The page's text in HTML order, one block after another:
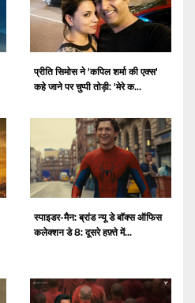
प्रीति सिमोस ने 'कपिल शर्मा की एक्स'
कहे जाने पर चुप्पी तोड़ी: 'मेरे क...
स्पाइडर-मैन: ब्रांड न्यू डे बॉक्स ऑफिस
कलेक्शन डे 8: दूसरे हफ़्ते में...